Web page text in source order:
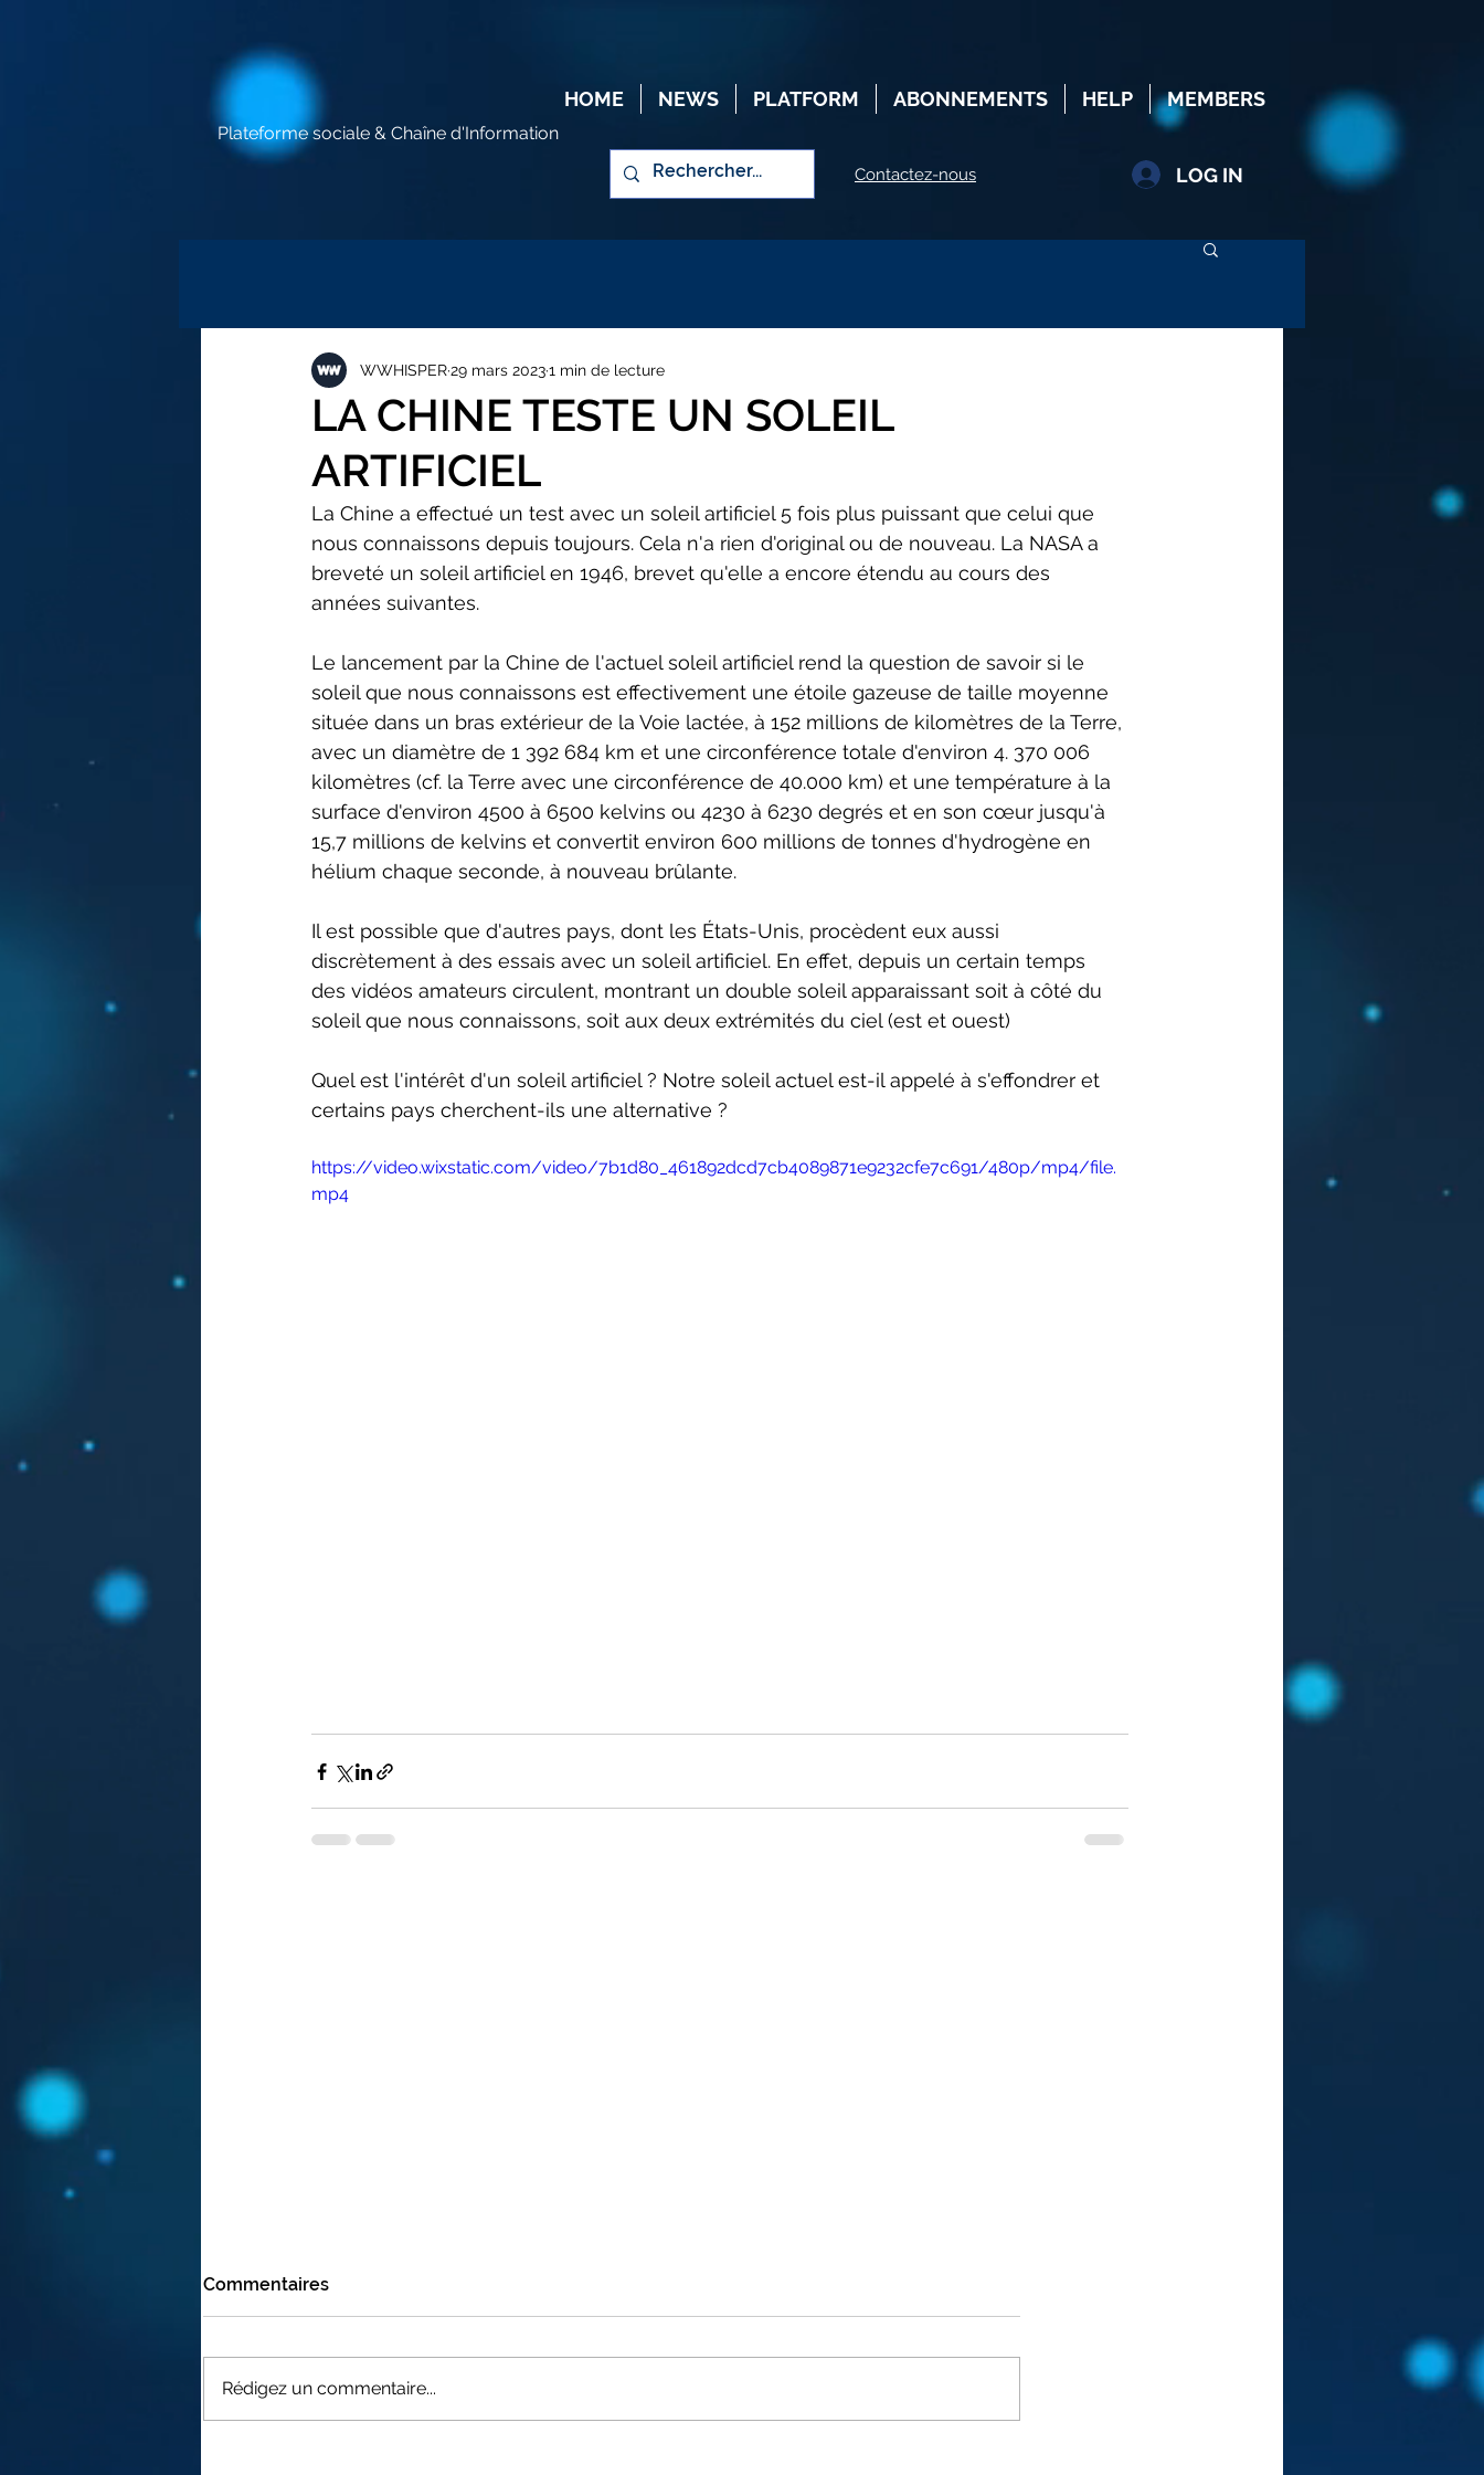
HOME NEWS PLATFORM ABONNEMENTS HELP MEMBERS
Plateforme sociale & Chaîne d'Information
Contactez-nous LOG IN
LA CHINE TESTE UN SOLEIL
ARTIFICIEL
WWHISPER29 mars 20231 min de lecture
La Chine a effectué un test avec un soleil artificiel 5 fois plus puissant que celui que
nous connaissons depuis toujours. Cela n'a rien d'original ou de nouveau. La NASA a
breveté un soleil artificiel en 1946, brevet qu'elle a encore étendu au cours des
années suivantes.
Le lancement par la Chine de l'actuel soleil artificiel rend la question de savoir si le
soleil que nous connaissons est effectivement une étoile gazeuse de taille moyenne
située dans un bras extérieur de la Voie lactée, à 152 millions de kilomètres de la Terre,
avec un diamètre de 1 392 684 km et une circonférence totale d'environ 4. 370 006
kilomètres (cf. la Terre avec une circonférence de 40.000 km) et une température à la
surface d'environ 4500 à 6500 kelvins ou 4230 à 6230 degrés et en son cœur jusqu'à
15,7 millions de kelvins et convertit environ 600 millions de tonnes d'hydrogène en
hélium chaque seconde, à nouveau brûlante.
Il est possible que d'autres pays, dont les États-Unis, procèdent eux aussi
discrètement à des essais avec un soleil artificiel. En effet, depuis un certain temps
des vidéos amateurs circulent, montrant un double soleil apparaissant soit à côté du
soleil que nous connaissons, soit aux deux extrémités du ciel (est et ouest)
Quel est l'intérêt d'un soleil artificiel ? Notre soleil actuel est-il appelé à s'effondrer et
certains pays cherchent-ils une alternative ?
https://video.wixstatic.com/video/7b1d80_461892dcd7cb4089871e9232cfe7c691/480p/mp4/file.
mp4
Commentaires
Rédigez un commentaire...